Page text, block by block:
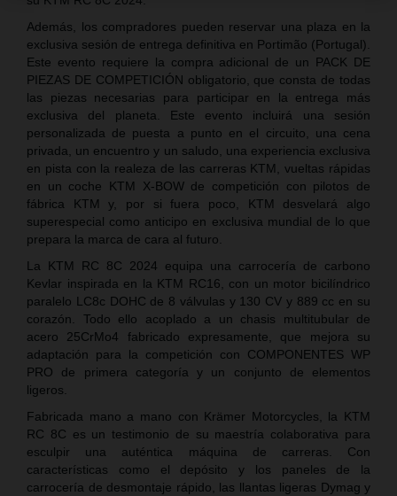
Además, los compradores pueden reservar una plaza en la
exclusiva sesión de entrega definitiva en Portimão (Portugal).
Este evento requiere la compra adicional de un PACK DE
PIEZAS DE COMPETICIÓN obligatorio, que consta de todas
las piezas necesarias para participar en la entrega más
exclusiva del planeta. Este evento incluirá una sesión
personalizada de puesta a punto en el circuito, una cena
privada, un encuentro y un saludo, una experiencia exclusiva
en pista con la realeza de las carreras KTM, vueltas rápidas
en un coche KTM X-BOW de competición con pilotos de
fábrica KTM y, por si fuera poco, KTM desvelará algo
superespecial como anticipo en exclusiva mundial de lo que
prepara la marca de cara al futuro.
La KTM RC 8C 2024 equipa una carrocería de carbono
Kevlar inspirada en la KTM RC16, con un motor bicilíndrico
paralelo LC8c DOHC de 8 válvulas y 130 CV y 889 cc en su
corazón. Todo ello acoplado a un chasis multitubular de
acero 25CrMo4 fabricado expresamente, que mejora su
adaptación para la competición con COMPONENTES WP
PRO de primera categoría y un conjunto de elementos
ligeros.
Fabricada mano a mano con Krämer Motorcycles, la KTM
RC 8C es un testimonio de su maestría colaborativa para
esculpir una auténtica máquina de carreras. Con
características como el depósito y los paneles de la
carrocería de desmontaje rápido, las llantas ligeras Dymag y